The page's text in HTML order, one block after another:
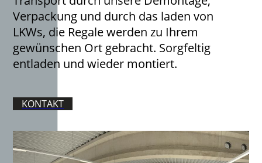
Verpackung und durch das laden von
LKWs, die Regale werden zu Ihrem
gewünschen Ort gebracht. Sorgfeltig
entladen und wieder montiert.
KONTAKT